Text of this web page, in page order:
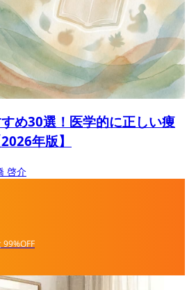
め30選！医学的に正しい痩
年版】
啓介
99%OFF